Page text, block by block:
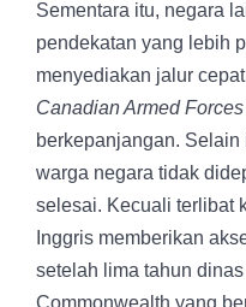
Sementara itu, negara
pendekatan yang lebih
menyediakan jalur
Canadian Armed Forces
berkepanjangan.
warga negara tidak
selesai. Kecuali terlibat
Inggris memberikan
setelah lima tahun
Commonwealth yang